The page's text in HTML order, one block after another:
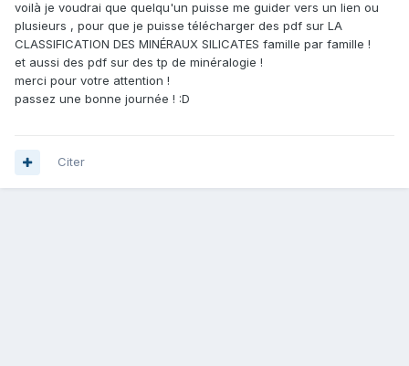
voilà je voudrai que quelqu'un puisse me guider vers un lien ou
plusieurs , pour que je puisse télécharger des pdf sur LA
CLASSIFICATION DES MINÉRAUX SILICATES famille par famille !
et aussi des pdf sur des tp de minéralogie !
merci pour votre attention !
passez une bonne journée ! :D
Citer